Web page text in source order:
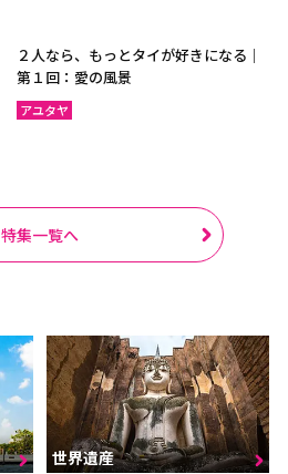
２人なら、もっとタイが好きになる｜
第１回：愛の風景
アユタヤ
特集一覧へ
世界遺産